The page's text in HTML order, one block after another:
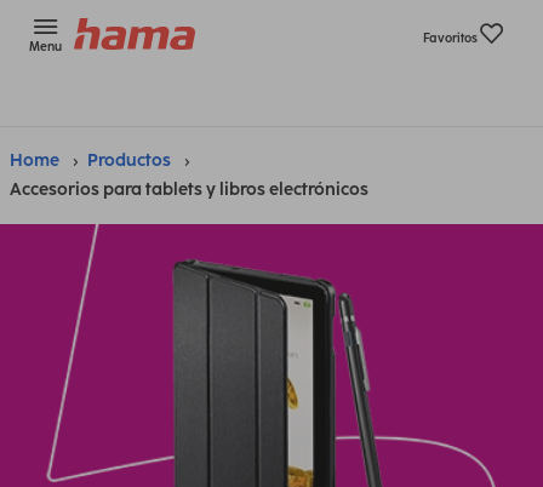
Menu
Favoritos
Home
Productos
Accesorios para tablets y libros electrónicos